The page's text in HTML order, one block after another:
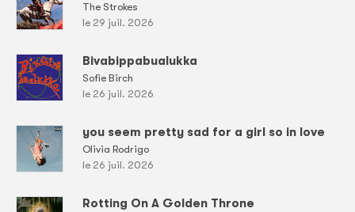
The Strokes
le 29 juil. 2026
Bivabippabualukka
Sofie Birch
le 26 juil. 2026
you seem pretty sad for a girl so in love
Olivia Rodrigo
le 26 juil. 2026
Rotting On A Golden Throne